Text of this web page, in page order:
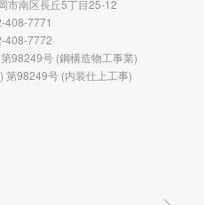
市南区長丘5丁目25-12
408-7771
408-7772
98249号 (鋼構造物工事業)
第98249号 (内装仕上工事)